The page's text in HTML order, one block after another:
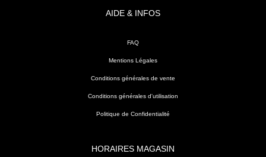
AIDE & INFOS
FAQ
Mentions Légales
Conditions générales de vente
Conditions générales d'utilisation
Politique de Confidentialité
HORAIRES MAGASIN